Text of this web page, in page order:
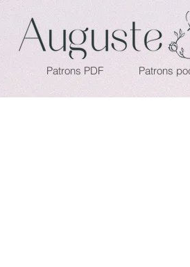
Patrons PDF Patrons